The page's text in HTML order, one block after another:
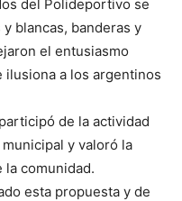
del Polideportivo se
blancas, banderas y
el entusiasmo
a los argentinos
de la actividad
y valoró la
comunidad.
esta propuesta y de